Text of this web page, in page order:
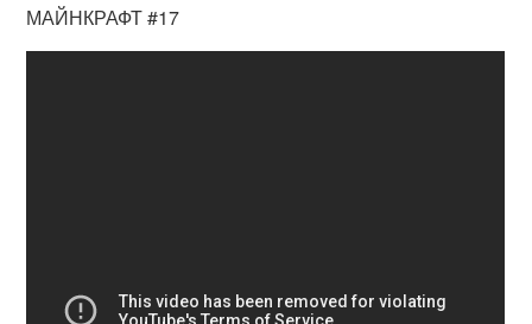
МАЙНКРАФТ #17